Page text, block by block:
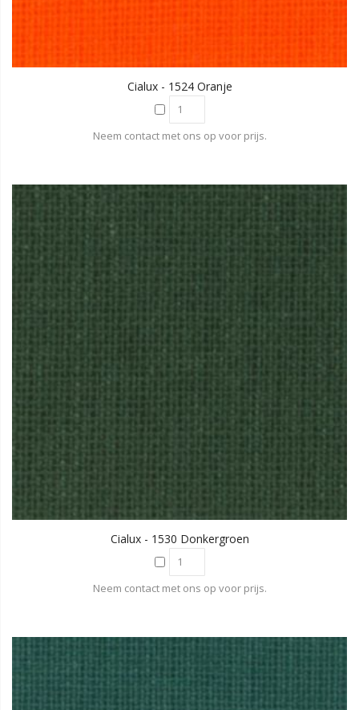
Cialux - 1524 Oranje
Neem contact met ons op voor prijs.
Cialux - 1530 Donkergroen
Neem contact met ons op voor prijs.